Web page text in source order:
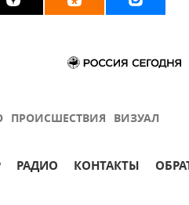
ПРОИСШЕСТВИЯ ВИЗУАЛ
РАДИО КОНТАКТЫ